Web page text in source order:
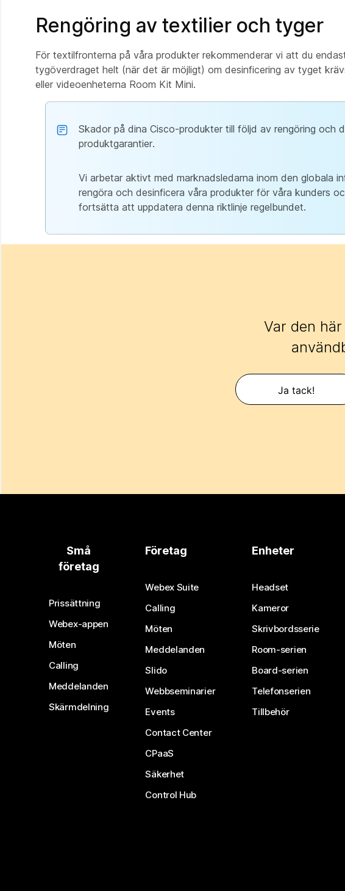
Rengöring av textilier och tyger
För textilfronterna på våra produkter rekommenderar vi att du
tygöverdraget helt (när det är möjligt) om desinficering av tyget
eller videoenheterna Room Kit Mini.
Skador på dina Cisco-produkter till följd av rengöring och
produktgarantier.
Vi arbetar aktivt med marknadsledarna inom den globala
rengöra och desinficera våra produkter för våra kunders
fortsätta att uppdatera denna riktlinje regelbundet.
Var den
Ja tack!
Små
företag
Prissättning
Webex-appen
Möten
Calling
Meddelanden
Skärmdelning
Företag
Webex Suite
Calling
Möten
Meddelanden
Slido
Webbseminarier
Events
Contact Center
CPaaS
Säkerhet
Control Hub
Enheter
Headset
Kameror
Skrivbordsserie
Room-serien
Board-serien
Telefonserien
Tillbehör